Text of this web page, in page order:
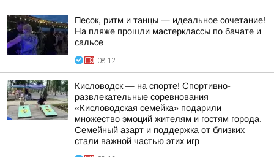
Песок, ритм и танцы — идеальное сочетание!
На пляже прошли мастерклассы по бачате и
сальсе
08:12
Кисловодск — на спорте! Спортивно-
развлекательные соревнования
«Кисловодская семейка» подарили
множество эмоций жителям и гостям города.
Семейный азарт и поддержка от близких
стали важной частью этих игр